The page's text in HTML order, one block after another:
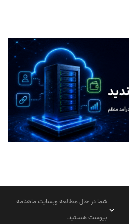
شما در حال مطالعه وبسایت ماهنامه
پیوست هستید.